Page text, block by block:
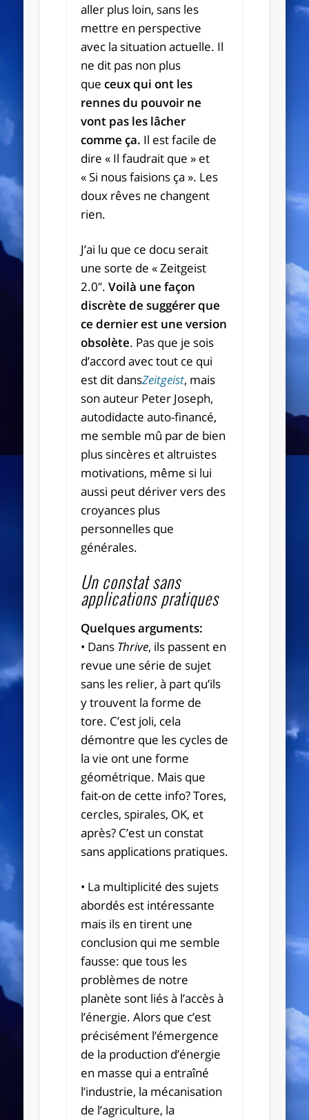
aller plus loin, sans les
mettre en perspective
avec la situation actuelle. Il
ne dit pas non plus
que ceux qui ont les
rennes du pouvoir ne
vont pas les lâcher
comme ça. Il est facile de
dire « Il faudrait que » et
« Si nous faisions ça ». Les
doux rêves ne changent
rien.
J’ai lu que ce docu serait
une sorte de « Zeitgeist
2.0″. Voilà une façon
discrète de suggérer que
ce dernier est une version
obsolète. Pas que je sois
d’accord avec tout ce qui
est dit dansZeitgeist, mais
son auteur Peter Joseph,
autodidacte auto-financé,
me semble mû par de bien
plus sincères et altruistes
motivations, même si lui
aussi peut dériver vers des
croyances plus
personnelles que
générales.
Un constatsans
applications pratiques
Quelques arguments:
• Dans Thrive, ils passent en
revue une série de sujet
sans les relier, à part qu’ils
y trouvent la forme de
tore. C’est joli, cela
démontre que les cycles de
la vie ont une forme
géométrique. Mais que
fait-on de cette info? Tores,
cercles, spirales, OK, et
après? C’est un constat
sans applications pratiques.
• La multiplicité des sujets
abordés est intéressante
mais ils en tirent une
conclusion qui me semble
fausse: que tous les
problèmes de notre
planète sont liés à l’accès à
l’énergie. Alors que c’est
précisément l’émergence
de la production d’énergie
en masse qui a entraîné
l’industrie, la mécanisation
de l’agriculture, la